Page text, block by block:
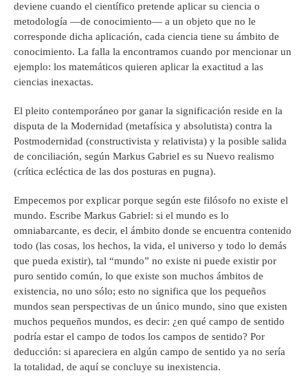
deviene cuando el científico pretende aplicar su ciencia o
metodología ―de conocimiento― a un objeto que no le
corresponde dicha aplicación, cada ciencia tiene su ámbito de
conocimiento. La falla la encontramos cuando por mencionar un
ejemplo: los matemáticos quieren aplicar la exactitud a las
ciencias inexactas.
El pleito contemporáneo por ganar la significación reside en la
disputa de la Modernidad (metafísica y absolutista) contra la
Postmodernidad (constructivista y relativista) y la posible salida
de conciliación, según Markus Gabriel es su Nuevo realismo
(crítica ecléctica de las dos posturas en pugna).
Empecemos por explicar porque según este filósofo no existe el
mundo. Escribe Markus Gabriel: si el mundo es lo
omniabarcante, es decir, el ámbito donde se encuentra contenido
todo (las cosas, los hechos, la vida, el universo y todo lo demás
que pueda existir), tal “mundo” no existe ni puede existir por
puro sentido común, lo que existe son muchos ámbitos de
existencia, no uno sólo; esto no significa que los pequeños
mundos sean perspectivas de un único mundo, sino que existen
muchos pequeños mundos, es decir: ¿en qué campo de sentido
podría estar el campo de todos los campos de sentido? Por
deducción: si apareciera en algún campo de sentido ya no sería
la totalidad, de aquí se concluye su inexistencia.